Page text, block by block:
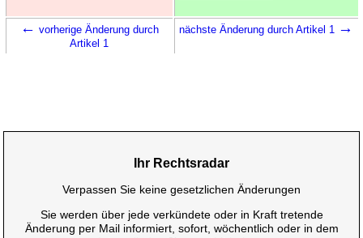
← vorherige Änderung durch
Artikel 1
nächste Änderung durch Artikel 1 →
Ihr Rechtsradar
Verpassen Sie keine gesetzlichen Änderungen
Sie werden über jede verkündete oder in Kraft tretende
Änderung per Mail informiert, sofort, wöchentlich oder in dem